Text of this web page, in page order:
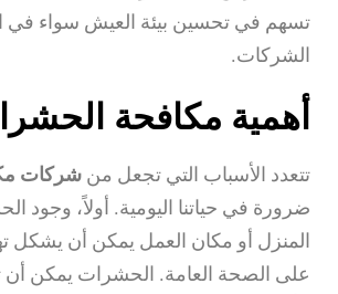
تسهم في تحسين بيئة العيش سواء في
الشركات.
أهمية مكافحة
تتعدد الأسباب التي تجعل من شركات
ضرورة في حياتنا اليومية. أولاً، وجود
المنزل أو مكان العمل يمكن أن يشكل
على الصحة العامة. الحشرات يمكن أن